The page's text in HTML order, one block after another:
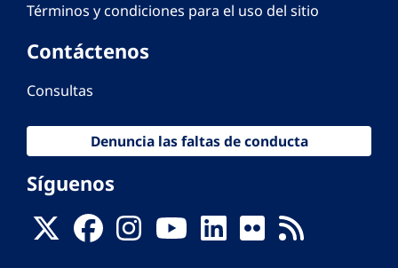
Términos y condiciones para el uso del sitio
Contáctenos
Consultas
Denuncia las faltas de conducta
Síguenos